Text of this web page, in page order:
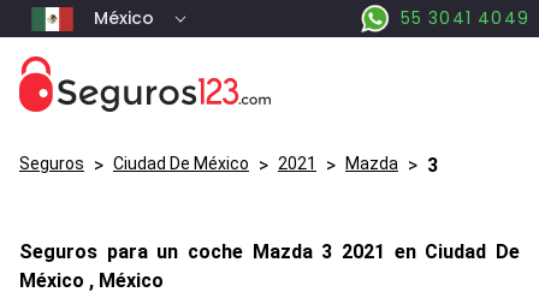
México 55 3041 4049
Seguros > Ciudad De México > 2021 > Mazda > 3
Seguros para un coche Mazda 3 2021 en Ciudad De
México , México